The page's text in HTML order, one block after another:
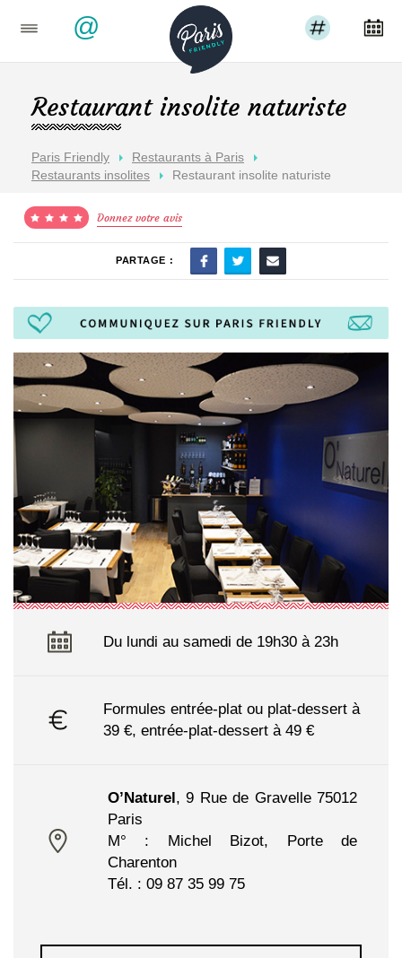
@
Paris Friendly
Restaurants à Paris
Restaurants insolites
Restaurant insolite naturiste
Restaurant insolite naturiste
Donnez votre avis
PARTAGE :
Du lundi au samedi de 19h30 à 23h
Formules entrée-plat ou plat-dessert à
39 €, entrée-plat-dessert à 49 €
O’Naturel,9 Rue de Gravelle 75012
Paris
M° : Michel Bizot, Porte de
Charenton
Tél. : 09 87 35 99 75